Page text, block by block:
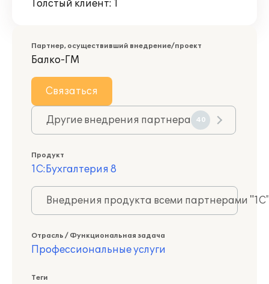
Толстый клиент: 1
Партнер, осуществивший внедрение/проект
Балко-ГМ
Связаться
Другие внедрения партнера 40
Продукт
1С:Бухгалтерия 8
Внедрения продукта всеми партнерами
Отрасль / Функциональная задача
Профессиональные услуги
Теги